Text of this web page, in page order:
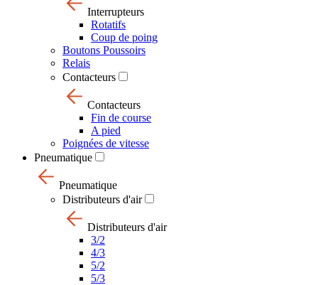
Interrupteurs
Rotatifs
Coup de poing
Boutons Poussoirs
Relais
Contacteurs
Contacteurs
Fin de course
A pied
Poignées de vitesse
Pneumatique
Pneumatique
Distributeurs d'air
Distributeurs d'air
3/2
4/3
5/2
5/3